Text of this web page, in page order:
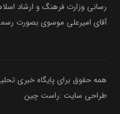
آقای امیرعلی موسوی بصورت
همه حقوق برای پایگاه خبری
طراحی سایت :راست چین